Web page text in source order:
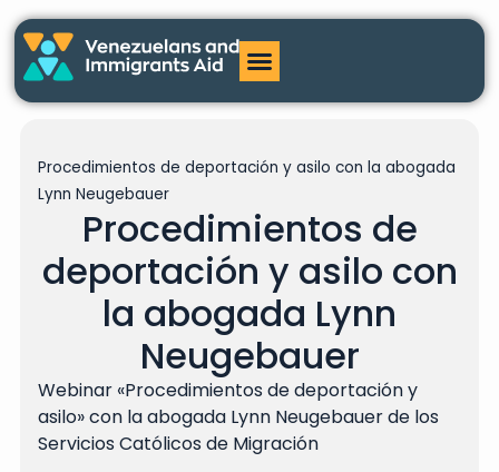
Procedimientos de deportación y asilo con la abogada
Lynn Neugebauer
Procedimientos de
deportación y asilo con
la abogada Lynn
Neugebauer
Webinar «Procedimientos de deportación y
asilo» con la abogada Lynn Neugebauer de los
Servicios Católicos de Migración